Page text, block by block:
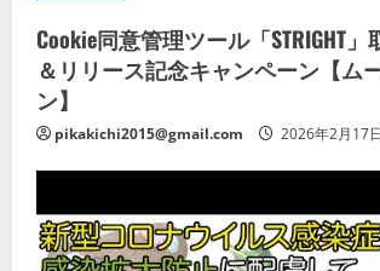
Cookie同意管理ツール「STRIGHT
＆リリース記念キャンペーン【ム
ン】
pikakichi2015@gmail.com 2026年2月17日